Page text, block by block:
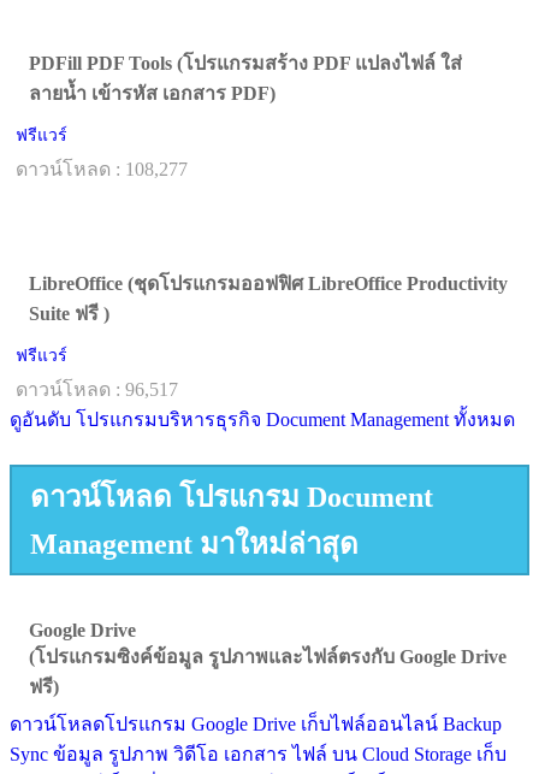
PDFill PDF Tools (โปรแกรมสร้าง PDF แปลงไฟล์ ใส่
ลายน้ำ เข้ารหัส เอกสาร PDF)
ฟรีแวร์
ดาวน์โหลด : 108,277
LibreOffice (ชุดโปรแกรมออฟฟิศ LibreOffice Productivity
Suite ฟรี )
ฟรีแวร์
ดาวน์โหลด : 96,517
ดูอันดับ โปรแกรมบริหารธุรกิจ Document Management ทั้งหมด
ดาวน์โหลด โปรแกรม Document
Management มาใหม่ล่าสุด
Google Drive
(โปรแกรมซิงค์ข้อมูล รูปภาพและไฟล์ตรงกับ Google Drive
ฟรี)
ดาวน์โหลดโปรแกรม Google Drive เก็บไฟล์ออนไลน์ Backup
Sync ข้อมูล รูปภาพ วิดีโอ เอกสาร ไฟล์ บน Cloud Storage เก็บ